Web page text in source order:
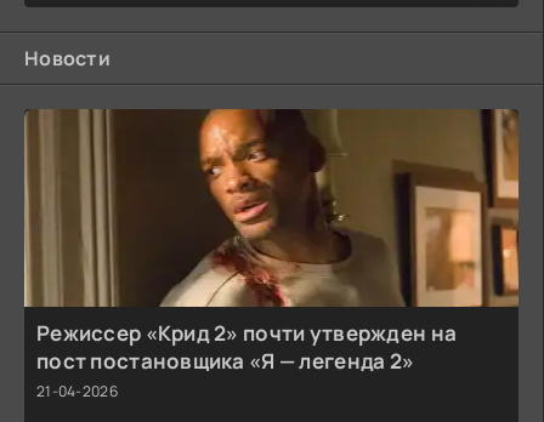
Новости
Режиссер «Крид 2» почти утвержден на
пост постановщика «Я — легенда 2»
21-04-2026